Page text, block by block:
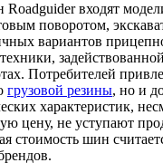
входят
поворотом,
вариантов
Потребителей
грузовой резины, но и
характеристик,
цену, не уступают
стоимость шин